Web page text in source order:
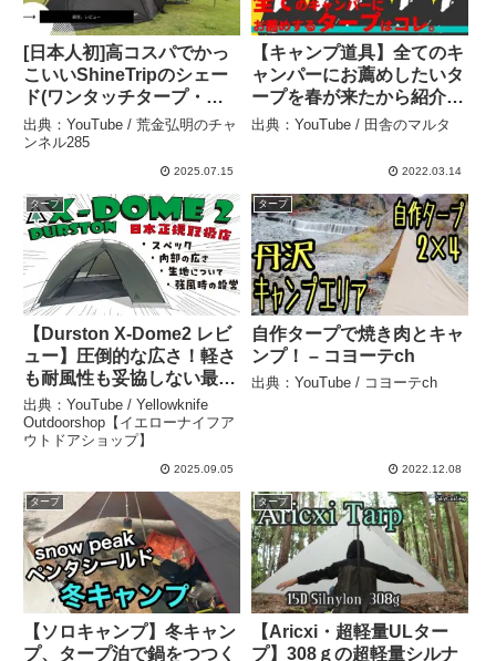
[日本人初]高コスパでかっ
こいいShineTripのシェー
ド(ワンタッチタープ・オ
ートドームシェルター)を
レビュー – 荒金弘明のチャ
出典：YouTube / 荒金弘明のチャ
ンネル285
2025.07.15
【キャンプ道具】全てのキ
ャンパーにお薦めしたいタ
ープを春が来たから紹介す
る。ソロキャンプ ファミ
出典：YouTube / 田舎のマルタ
2022.03.14
タープ
【Durston X-Dome2 レビ
ュー】圧倒的な広さ！軽さ
も耐風性も妥協しない最高
級テント！ #durstongear
#durston #ダーストン ＃
xdome1 #xdome2 #テン
Outdoorshop【イエロー
ナイフアウトドアショッ
プ】
出典：YouTube / Yellowknife
Outdoorshop【イエローナイフア
ウトドアショップ】
2025.09.05
タープ
自作タープで焼き肉とキャ
ンプ！ – コヨーテch
出典：YouTube / コヨーテch
2022.12.08
タープ
【ソロキャンプ】冬キャン
プ、タープ泊で鍋をつつく
タープ
【Aricxi・超軽量ULター
プ】308ｇの超軽量シルナ